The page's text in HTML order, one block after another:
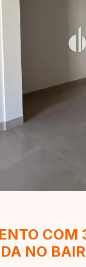
COM
NO